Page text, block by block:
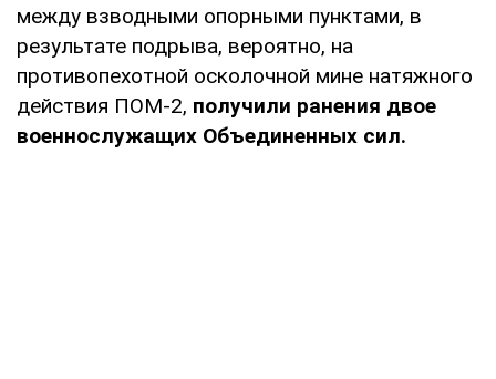
между взводными опорными пунктами, в
результате подрыва, вероятно, на
противопехотной осколочной мине натяжного
действия ПОМ-2, получили ранения двое
военнослужащих Объединенных сил.